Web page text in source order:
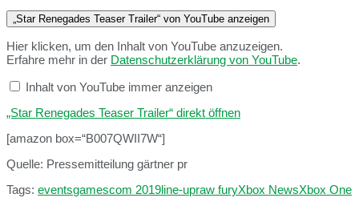
„Star Renegades Teaser Trailer“ von YouTube anzeigen
Hier klicken, um den Inhalt von YouTube anzuzeigen.
Erfahre mehr in der Datenschutzerklärung von YouTube.
Inhalt von YouTube immer anzeigen
„Star Renegades Teaser Trailer“ direkt öffnen
[amazon box=“B007QWII7W“]
Quelle: Pressemitteilung gärtner pr
Tags: eventsgamescom 2019line-upraw furyXbox NewsXbox One